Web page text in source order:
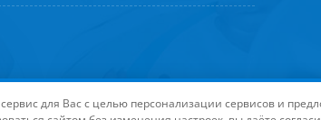
| Иконки разработаны студиейFreepikдля сайта
для Вас с целью персонализации сервисов и